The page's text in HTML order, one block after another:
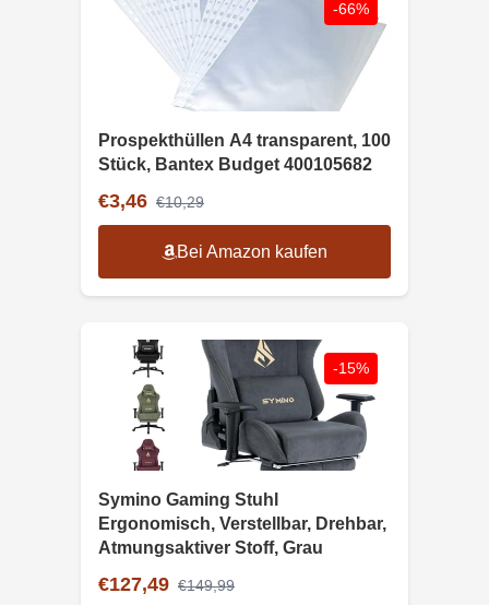
-66%
Prospekthüllen A4 transparent, 100
Stück, Bantex Budget 400105682
€3,46 €10,29
Bei Amazon kaufen
-15%
Symino Gaming Stuhl
Ergonomisch, Verstellbar, Drehbar,
Atmungsaktiver Stoff, Grau
€127,49 €149,99